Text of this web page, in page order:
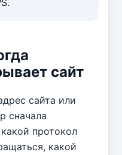
сайт
сайта или
сначала
протокол
какой